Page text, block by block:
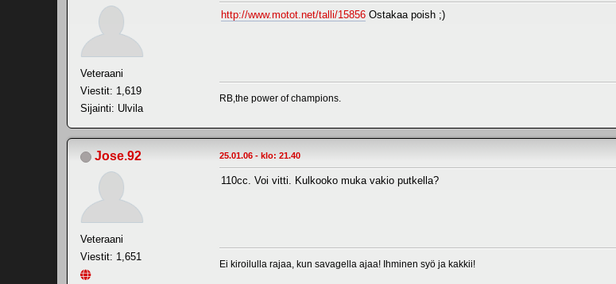
Veteraani
Viestit: 1,619
Sijainti: Ulvila
http://www.motot.net/talli/15856 Ostakaa poish ;)
RB,the power of champions.
Jose.92
Veteraani
Viestit: 1,651
25.01.06 - klo: 21.40
110cc. Voi vitti. Kulkooko muka vakio putkella?
Ei kiroilulla rajaa, kun savagella ajaa! Ihminen syö ja kakkii!